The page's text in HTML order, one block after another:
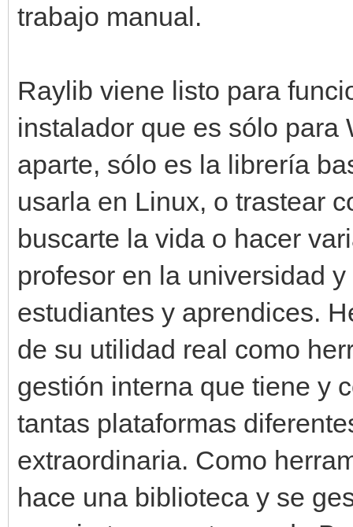
trabajo manual.
Raylib viene listo para
instalador que es sólo para
aparte, sólo es la librería
usarla en Linux, o trastear
buscarte la vida o hacer
profesor en la universidad
estudiantes y aprendices.
de su utilidad real como
gestión interna que tiene y
tantas plataformas
extraordinaria. Como
hace una biblioteca y se